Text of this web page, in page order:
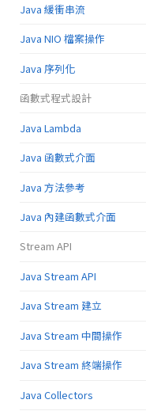
Java 緩衝串流
Java NIO 檔案操作
Java 序列化
函數式程式設計
Java Lambda
Java 函數式介面
Java 方法參考
Java 內建函數式介面
Stream API
Java Stream API
Java Stream 建立
Java Stream 中間操作
Java Stream 終端操作
Java Collectors